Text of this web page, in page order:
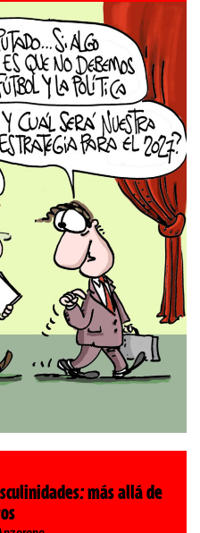
más allá de